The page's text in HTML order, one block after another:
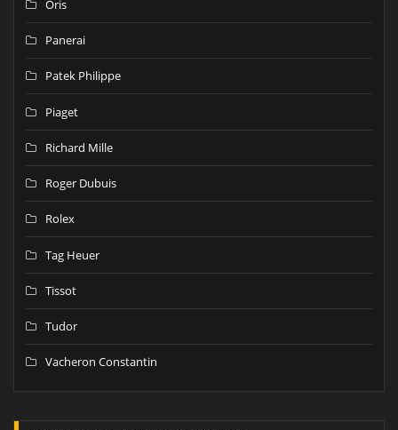
Oris
Panerai
Patek Philippe
Piaget
Richard Mille
Roger Dubuis
Rolex
Tag Heuer
Tissot
Tudor
Vacheron Constantin